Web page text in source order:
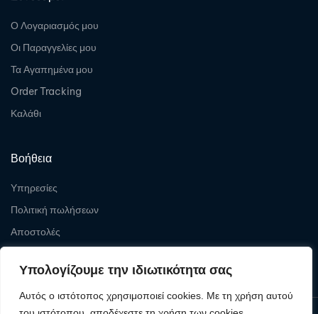
Υπολογίζουμε την ιδιωτικότητα σας
Αυτός ο ιστότοπος χρησιμοποιεί cookies. Με τη χρήση αυτού
Ο Λογαριασμός μου
Οι Παραγγελίες μου
Τα Αγαπημένα μου
Order Tracking
Καλάθι
Βοήθεια
Υπηρεσίες
Πολιτική πωλήσεων
Αποστολές